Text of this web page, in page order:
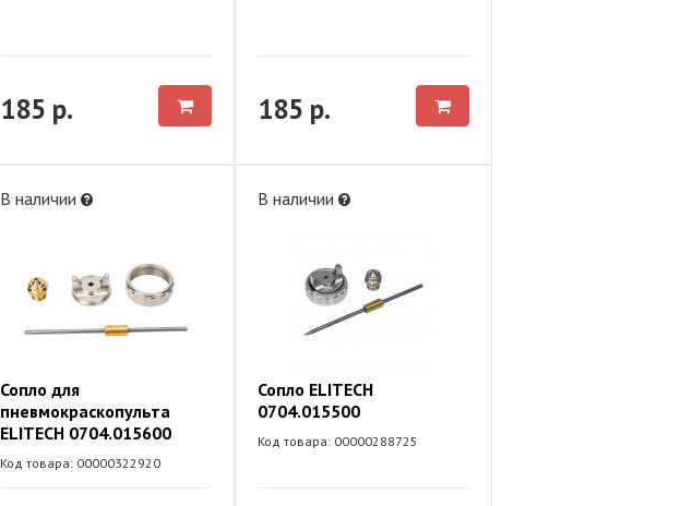
185 р. 185 р.
В наличии
Сопло для
пневмокраскопульта
ELITECH 0704.015600
Код товара: 00000322920
В наличии
Сопло ELITECH
0704.015500
Код товара: 00000288725